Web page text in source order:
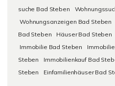
suche Bad Steben
Wohnungsanzeigen Bad Steben
Bad Steben
Häuser Bad Steben
Immobilie Bad Steben
Steben
Immobilienkauf Bad
Steben
Einfamilienhäuser Bad